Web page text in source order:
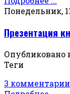
Понедельник,
Презентация
Опубликовано
Теги
3 комментарии